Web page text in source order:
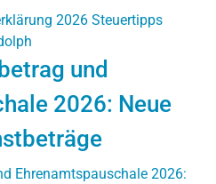
2026 Steuertipps
und
2026: Neue